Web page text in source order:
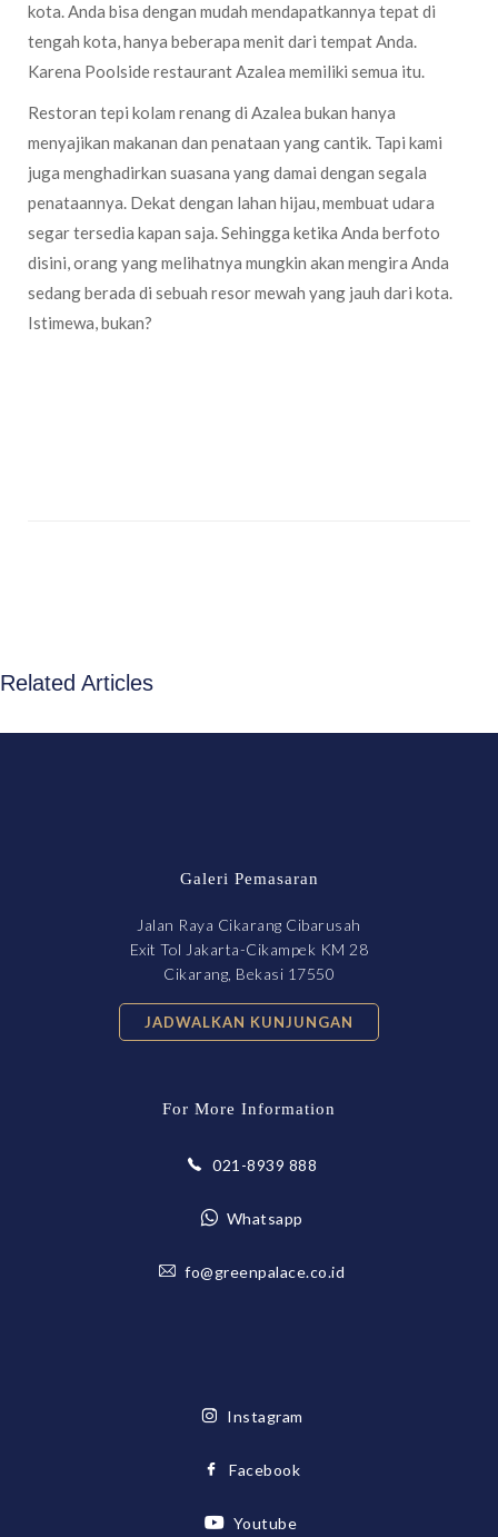
kota. Anda bisa dengan mudah mendapatkannya tepat di
tengah kota, hanya beberapa menit dari tempat Anda.
Karena Poolside restaurant Azalea memiliki semua itu.
Restoran tepi kolam renang di Azalea bukan hanya
menyajikan makanan dan penataan yang cantik. Tapi kami
juga menghadirkan suasana yang damai dengan segala
penataannya. Dekat dengan lahan hijau, membuat udara
segar tersedia kapan saja. Sehingga ketika Anda berfoto
disini, orang yang melihatnya mungkin akan mengira Anda
sedang berada di sebuah resor mewah yang jauh dari kota.
Istimewa, bukan?
Related Articles
Galeri Pemasaran
Jalan Raya Cikarang Cibarusah
Exit Tol Jakarta-Cikampek KM 28
Cikarang, Bekasi 17550
JADWALKAN KUNJUNGAN
For More Information
021-8939 888
Whatsapp
fo@greenpalace.co.id
Instagram
Facebook
Youtube